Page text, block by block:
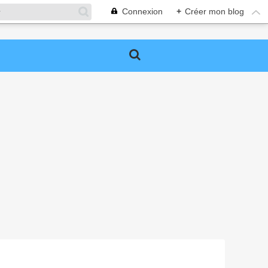
Connexion + Créer mon blog